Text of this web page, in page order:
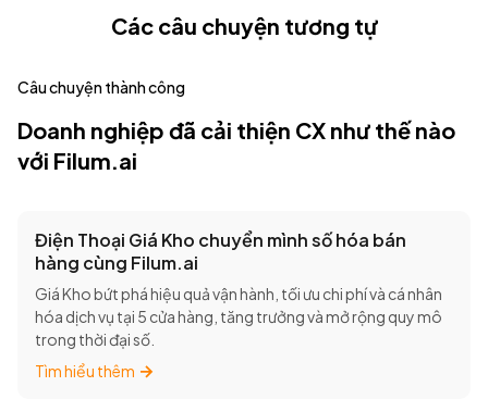
Các câu chuyện tương tự
Câu chuyện thành công
Doanh nghiệp đã cải thiện CX như thế nào
với Filum.ai
Điện Thoại Giá Kho chuyển mình số hóa bán
hàng cùng Filum.ai
Giá Kho bứt phá hiệu quả vận hành, tối ưu chi phí và cá nhân
hóa dịch vụ tại 5 cửa hàng, tăng trưởng và mở rộng quy mô
trong thời đại số.
Tìm hiểu thêm